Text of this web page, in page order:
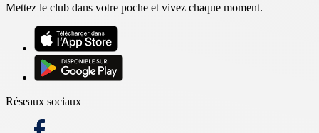
Mettez le club dans votre poche et vivez chaque moment.
Réseaux sociaux